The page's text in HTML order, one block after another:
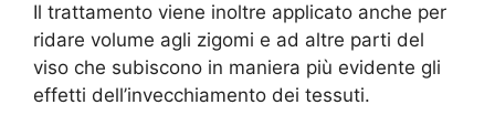
Il trattamento viene inoltre applicato anche per
ridare volume agli zigomi e ad altre parti del
viso che subiscono in maniera più evidente gli
effetti dell’invecchiamento dei tessuti.